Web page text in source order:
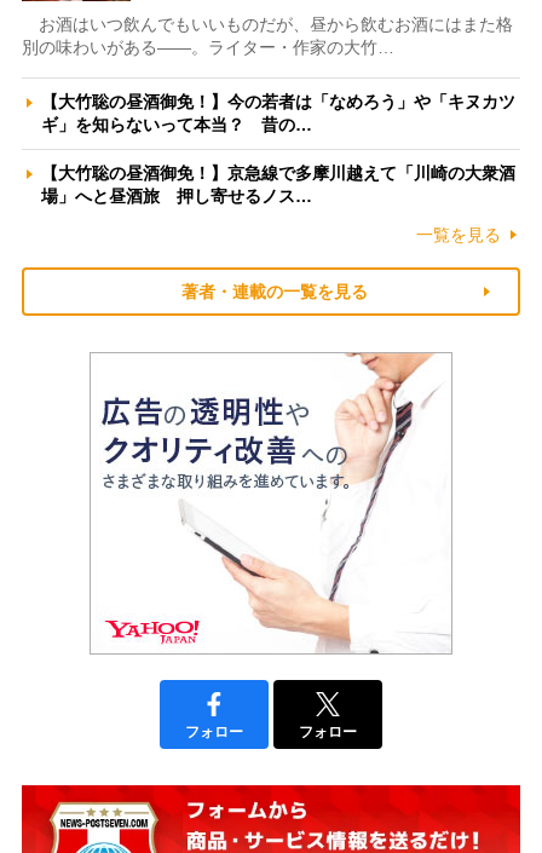
お酒はいつ飲んでもいいものだが、昼から飲むお酒にはまた格
別の味わいがある――。ライター・作家の大竹…
【大竹聡の昼酒御免！】今の若者は「なめろう」や「キヌカツ
ギ」を知らないって本当？ 昔の…
【大竹聡の昼酒御免！】京急線で多摩川越えて「川崎の大衆酒
場」へと昼酒旅 押し寄せるノス…
一覧を見る
著者・連載の一覧を見る
フォロー フォロー